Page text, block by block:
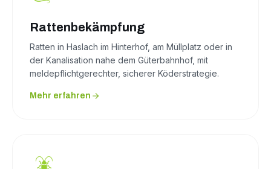
Rattenbekämpfung
Ratten in Haslach im Hinterhof, am Müllplatz oder in
der Kanalisation nahe dem Güterbahnhof, mit
meldepflichtgerechter, sicherer Köderstrategie.
Mehr erfahren